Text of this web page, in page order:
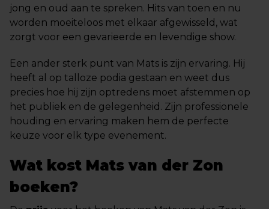
jong en oud aan te spreken. Hits van toen en nu
worden moeiteloos met elkaar afgewisseld, wat
zorgt voor een gevarieerde en levendige show.
Een ander sterk punt van Mats is zijn ervaring. Hij
heeft al op talloze podia gestaan en weet dus
precies hoe hij zijn optredens moet afstemmen op
het publiek en de gelegenheid. Zijn professionele
houding en ervaring maken hem de perfecte
keuze voor elk type evenement.
Wat kost Mats van der Zon
boeken?